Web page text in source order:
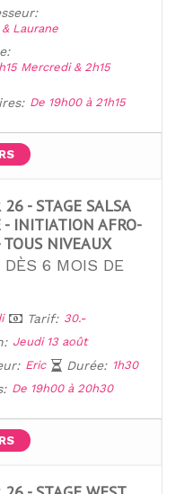
Laurane
Mercredi & 2h15
De 19h00 à 21h15
- STAGE SALSA
- INITIATION AFRO-
NIVEAUX
DÈS 6 MOIS DE
Tarif: 30.-
Jeudi 13 août
Eric Durée: 1h30
De 19h00 à 20h30